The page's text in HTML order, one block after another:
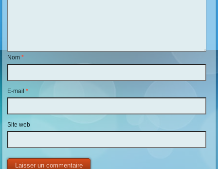
Nom*
E-mail*
Site web